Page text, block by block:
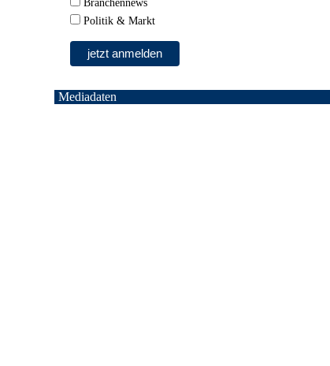
Branchennews
Politik & Markt
Mediadaten